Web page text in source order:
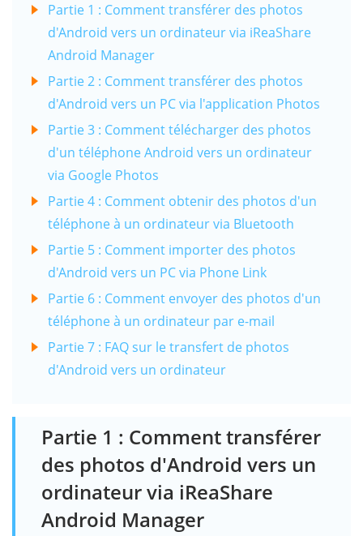
Partie 1 : Comment transférer des photos
d'Android vers un ordinateur via iReaShare
Android Manager
Partie 2 : Comment transférer des photos
d'Android vers un PC via l'application Photos
Partie 3 : Comment télécharger des photos
d'un téléphone Android vers un ordinateur
via Google Photos
Partie 4 : Comment obtenir des photos d'un
téléphone à un ordinateur via Bluetooth
Partie 5 : Comment importer des photos
d'Android vers un PC via Phone Link
Partie 6 : Comment envoyer des photos d'un
téléphone à un ordinateur par e-mail
Partie 7 : FAQ sur le transfert de photos
d'Android vers un ordinateur
Partie 1 : Comment transférer
des photos d'Android vers un
ordinateur via iReaShare
Android Manager